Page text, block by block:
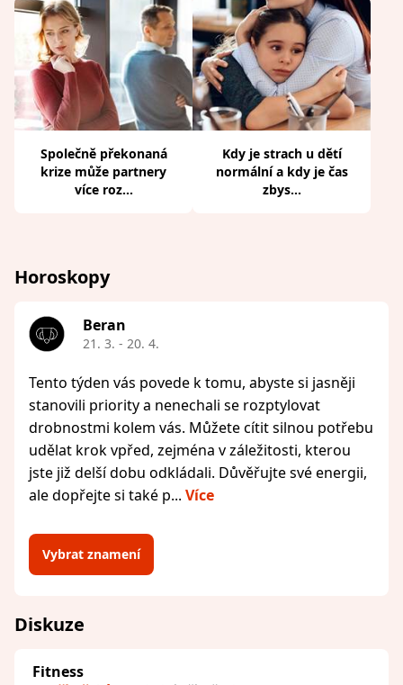
Společně překonaná
krize může partnery
více roz...
Kdy je strach u dětí
normální a kdy je čas
zbys...
Horoskopy
Beran
21. 3. - 20. 4.
Tento týden vás povede k tomu, abyste si jasněji
stanovili priority a nenechali se rozptylovat
drobnostmi kolem vás. Můžete cítit silnou potřebu
udělat krok vpřed, zejména v záležitosti, kterou
jste již delší dobu odkládali. Důvěřujte své energii,
ale dopřejte si také p... Více
Vybrat znamení
Diskuze
Fitness